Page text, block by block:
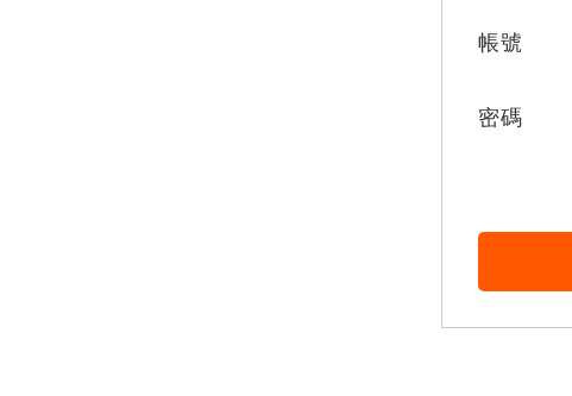
帳號
密碼